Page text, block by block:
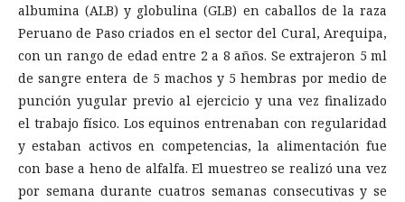
albumina (ALB) y globulina (GLB) en caballos de la raza
Peruano de Paso criados en el sector del Cural, Arequipa,
con un rango de edad entre 2 a 8 años. Se extrajeron 5 ml
de sangre entera de 5 machos y 5 hembras por medio de
punción yugular previo al ejercicio y una vez finalizado
el trabajo físico. Los equinos entrenaban con regularidad
y estaban activos en competencias, la alimentación fue
con base a heno de alfalfa. El muestreo se realizó una vez
por semana durante cuatros semanas consecutivas y se